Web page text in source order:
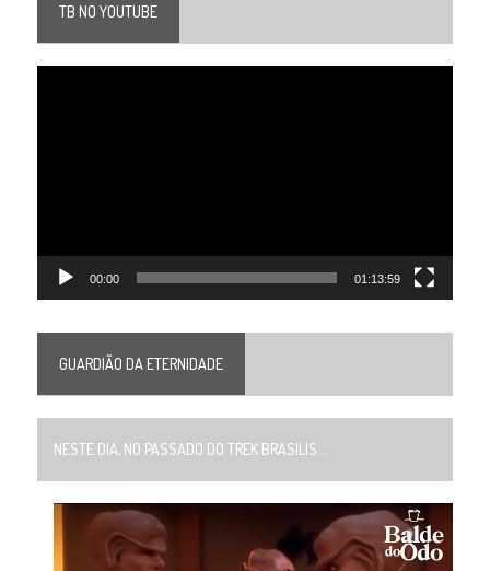
TB NO YOUTUBE
00:00 01:13:59
GUARDIÃO DA ETERNIDADE
NESTE DIA, NO PASSADO DO TREK BRASILIS...